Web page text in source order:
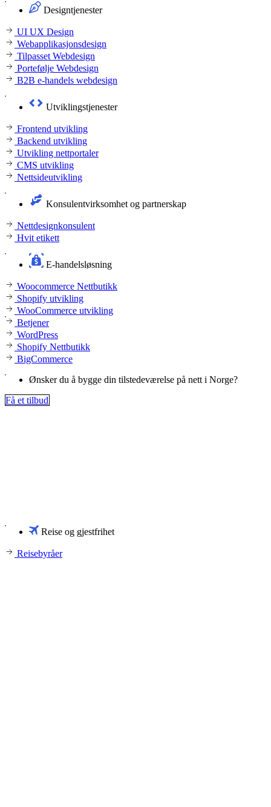
Designtjenester
UI UX Design
Webapplikasjonsdesign
Tilpasset Webdesign
Portefølje Webdesign
B2B e-handels webdesign
Utviklingstjenester
Frontend utvikling
Backend utvikling
Utvikling nettportaler
CMS utvikling
Nettsideutvikling
Konsulentvirksomhet og partnerskap
Nettdesignkonsulent
Hvit etikett
E-handelsløsning
Woocommerce Nettbutikk
Shopify utvikling
WooCommerce utvikling
Betjener
WordPress
Shopify Nettbutikk
BigCommerce
Ønsker du å bygge din tilstedeværelse på nett i Norge?
Få et tilbud
Reise og gjestfrihet
Reisebyråer